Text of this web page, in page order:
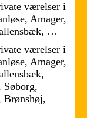
værelser i
Amager,
…
værelser i
Amager,
Brønshøj,